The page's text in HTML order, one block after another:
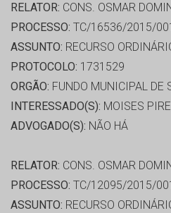
RELATOR: CONS. OSMAR
PROCESSO: TC/16536/2015/001
ASSUNTO: RECURSO
PROTOCOLO: 1731529
ORGÃO: FUNDO MUNICIPAL DE
INTERESSADO(S): MOISES
ADVOGADO(S): NÃO HÁ
RELATOR: CONS. OSMAR
PROCESSO: TC/12095/2015/001
ASSUNTO: RECURSO